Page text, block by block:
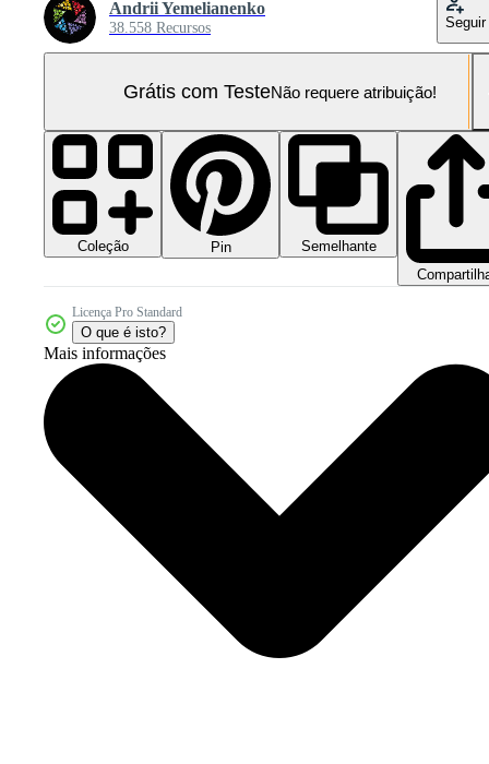
Andrii Yemelianenko
38.558 Recursos Seguir
Grátis com TesteNão requere atribuição!
Coleção Pin
Semelhante
Licença Pro Standard
O que é isto?
Mais informações